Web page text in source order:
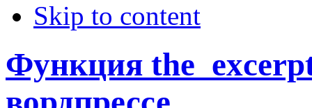
Skip to content
Функция